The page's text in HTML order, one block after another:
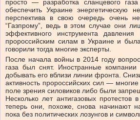
просто — разработка сланцевого
обеспечить Украине энергетическую
перспектива в свою очередь очень
“Газпрому”, ведь в этом случае они
эффективного инструмента
пророссийским силам в Украине и
говорили тогда многие эксперты.
После начала войны в 2014 году
газа был снят. Иностранные компании
добывать его вблизи линии фронта.
активность пророссийских сил —
поле зрения силовиков либо были
Несколько лет антигазовых
теперь они, похоже, снова начинают
пока без политических лозунгов и